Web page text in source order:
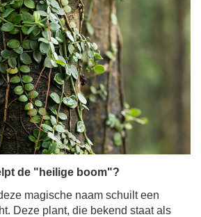
de "heilige boom"?
magische naam schuilt een
Deze plant, die bekend staat als